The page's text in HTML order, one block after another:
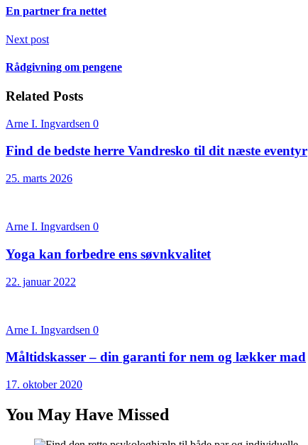
En partner fra nettet
Next post
Rådgivning om pengene
Related Posts
Arne I. Ingvardsen 0
Find de bedste herre Vandresko til dit næste eventyr
25. marts 2026
Arne I. Ingvardsen 0
Yoga kan forbedre ens søvnkvalitet
22. januar 2022
Arne I. Ingvardsen 0
Måltidskasser – din garanti for nem og lækker mad
17. oktober 2020
You May Have Missed